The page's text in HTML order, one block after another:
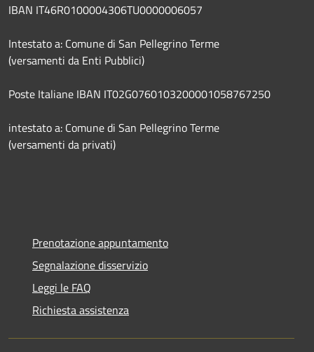
IBAN IT46R0100004306TU0000006057
Intestato a: Comune di San Pellegrino Terme
(versamenti da Enti Pubblici)
Poste Italiane IBAN IT02G0760103200001058767250
intestato a: Comune di San Pellegrino Terme
(versamenti da privati)
Prenotazione appuntamento
Segnalazione disservizio
Leggi le FAQ
Richiesta assistenza